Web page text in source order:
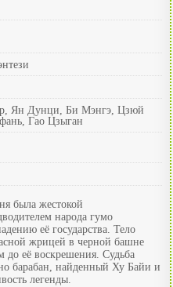
Ян Дунци, Би Мэнгэ, Цзюй
Гао Цзыган
была жестокой
народа гумо
её государства. Тело
жрицей в черной башне
её воскрешения. Судьба
барабан, найденный Ху Байи и
легенды.